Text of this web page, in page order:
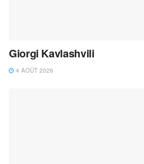
Giorgi Kavlashvili
4 AOÛT 2026